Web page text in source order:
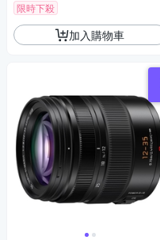
限時下殺
加入購物車